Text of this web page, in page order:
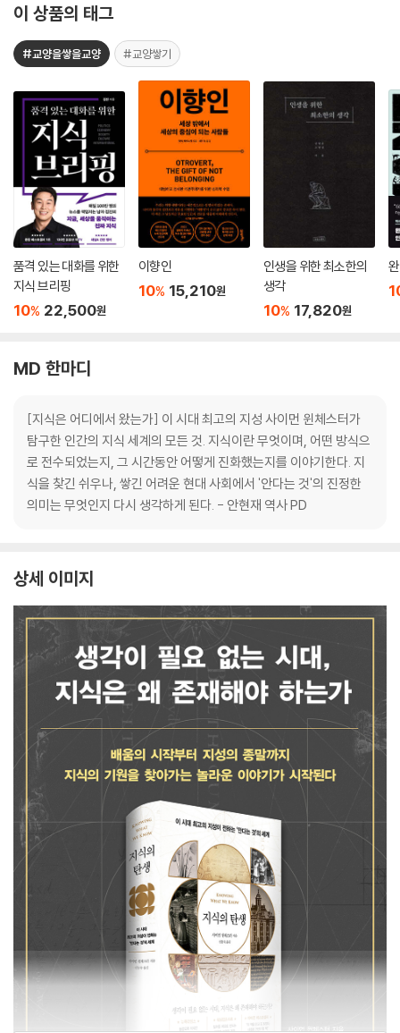
이 상품의 태그
#교양을쌓을교양 #교양쌓기
품격 있는 대화를 위한
지식 브리핑
10% 22,500원
이향인
10% 15,210원
인생을 위한 최소한의
생각
10% 17,820원
MD 한마디
[지식은 어디에서 왔는가] 이 시대 최고의 지성 사이먼 윈체스터가
탐구한 인간의 지식 세계의 모든 것. 지식이란 무엇이며, 어떤 방식으
로 전수되었는지, 그 시간동안 어떻게 진화했는지를 이야기한다. 지
식을 찾긴 쉬우나, 쌓긴 어려운 현대 사회에서 '안다는 것'의 진정한
의미는 무엇인지 다시 생각하게 된다. - 안현재 역사 PD
상세 이미지